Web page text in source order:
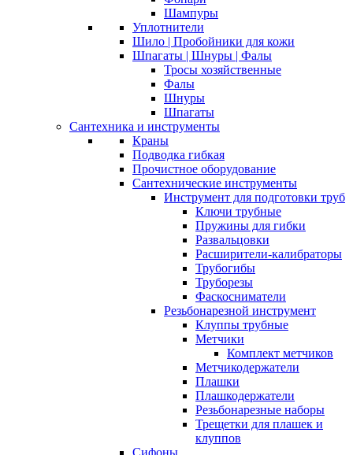
Шампуры
Уплотнители
Шило | Пробойники для кожи
Шпагаты | Шнуры | Фалы
Тросы хозяйственные
Фалы
Шнуры
Шпагаты
Сантехника и инструменты
Краны
Подводка гибкая
Прочистное оборудование
Сантехнические инструменты
Инструмент для подготовки труб
Ключи трубные
Пружины для гибки
Развальцовки
Расширители-калибраторы
Трубогибы
Труборезы
Фаскосниматели
Резьбонарезной инструмент
Клуппы трубные
Метчики
Комплект метчиков
Метчикодержатели
Плашки
Плашкодержатели
Резьбонарезные наборы
Трещетки для плашек и
клуппов
Сифоны